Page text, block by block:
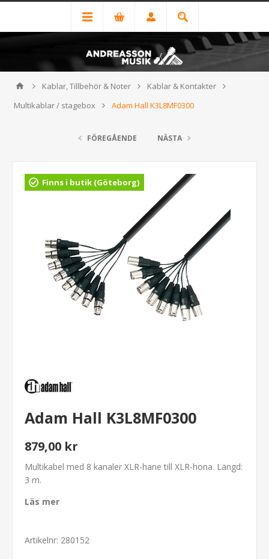
Kablar, Tillbehör & Noter
Kablar & Kontakter
Multikablar / stagebox
Adam Hall K3L8MF0300
FÖREGÅENDE NÄSTA
Finns i butik (Göteborg)
Adam Hall K3L8MF0300
879,00 kr
Multikabel med 8 kanaler XLR-hane till XLR-hona. Längd:
3 m.
Läs mer
Artikelnr: 280152